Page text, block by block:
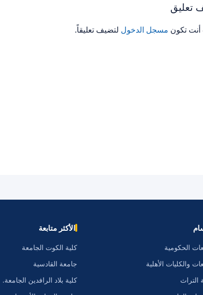
تعليق
تكون مسجل الدخول لتضيف تعليقاً.
الحكومية
والكليات الأهلية
التراث
الأكثر متابعة
كلية الكوت الجامعة
جامعة القادسية
كلية بلاد الرافدين الجامعة.